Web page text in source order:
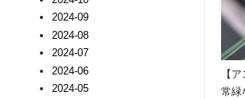
【
常緑
2024-09
2024-08
2024-07
2024-06
2024-05